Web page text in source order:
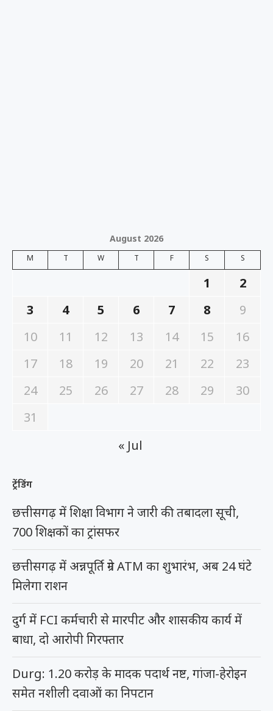
August 2026
M T W T F S S
1
2
3
4 5 6 7 8
9
10
11 12 13 14 15
16
17
18 19 20 21 22
23
24
25 26 27 28 29
30
31
« Jul
ट्रेंडिंग
छत्तीसगढ़ में शिक्षा विभाग ने जारी की तबादला सूची,
700 शिक्षकों का ट्रांसफर
छत्तीसगढ़ में अन्नपूर्ति ग्रेन ATM का शुभारंभ, अब 24 घंटे
मिलेगा राशन
दुर्ग में FCI कर्मचारी से मारपीट और शासकीय कार्य में
बाधा, दो आरोपी गिरफ्तार
Durg: 1.20 करोड़ के मादक पदार्थ नष्ट, गांजा-हेरोइन
समेत नशीली दवाओं का निपटान